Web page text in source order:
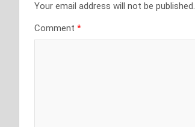
Your email address will not be published.
Comment *